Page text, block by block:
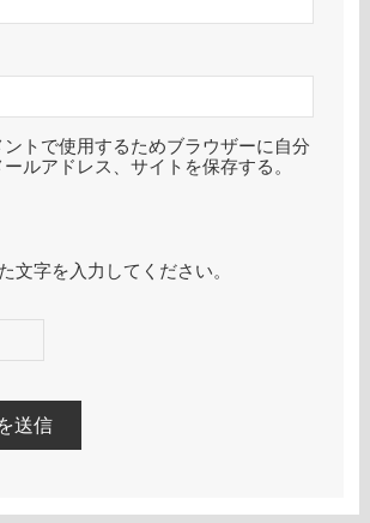
ントで使用するためブラウザーに自分
ルアドレス、サイトを保存する。
文字を入力してください。